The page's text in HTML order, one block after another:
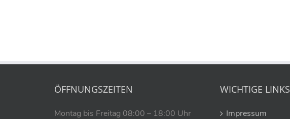
ÖFFNUNGSZEITEN
Montag bis Freitag 08:00 – 18:00 Uhr
WICHTIGE LINKS
Impressum